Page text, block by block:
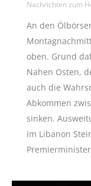
Nachrichten zum
An den
oben. Grund
Nahen Osten,
auch die
Abkommen
sinken.
im Libanon